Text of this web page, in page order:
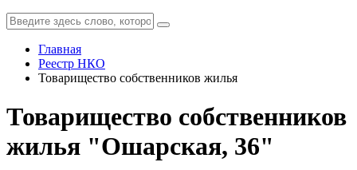
Главная
Реестр НКО
Товарищество собственников жилья
Товарищество собственников
жилья "Ошарская, 36"